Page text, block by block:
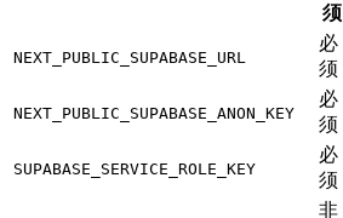
须
NEXT_PUBLIC_SUPABASE_URL
必
须
NEXT_PUBLIC_SUPABASE_ANON_KEY
必
须
SUPABASE_SERVICE_ROLE_KEY
必
须
非